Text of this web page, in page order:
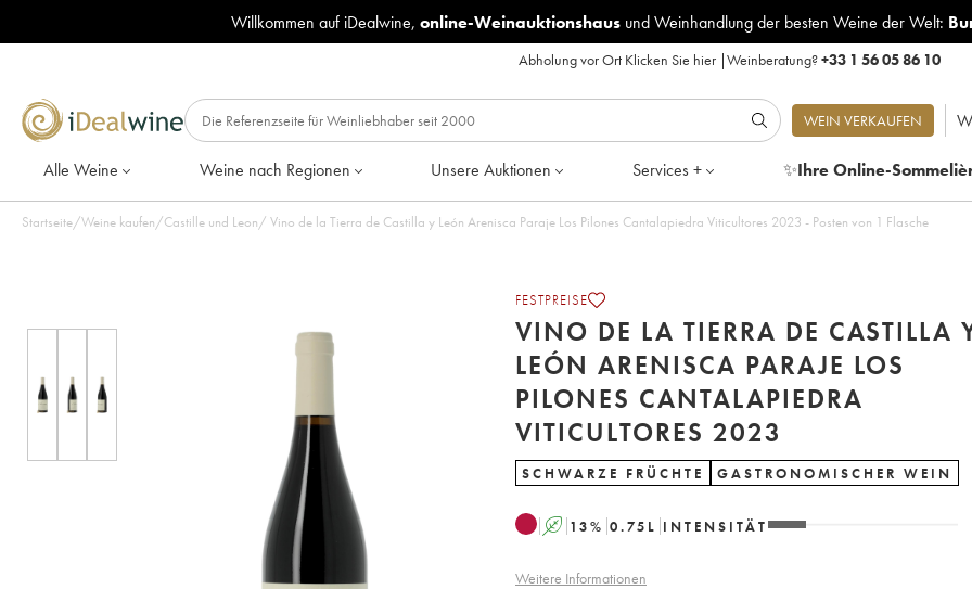
Willkommen auf iDealwine, online-Weinauktionshausund Weinhandlung der besten Weine der Welt:
Abholung vor Ort Klicken Sie hier|Weinberatung?+33 1 56 05 86 10
WEIN VERKAUFEN
Alle Weine Weine nach Regionen Unsere Auktionen Services + ✨Ihre Online-
Startseite/Weine kaufen/Castille und Leon/ Vino de la Tierra de Castilla y León Arenisca Paraje Los Pilones Cantalapiedra Viticultores 2023 - Posten von 1 Flasche
FESTPREISE
VINO DE LA TIERRA DE CASTILLA
LEÓN ARENISCA PARAJE LOS
PILONES CANTALAPIEDRA
VITICULTORES 2023
SCHWARZE FRÜCHTE GASTRONOMISCHER WEIN
A 13% 0.75 L INTENSITÄT
Weitere Informationen